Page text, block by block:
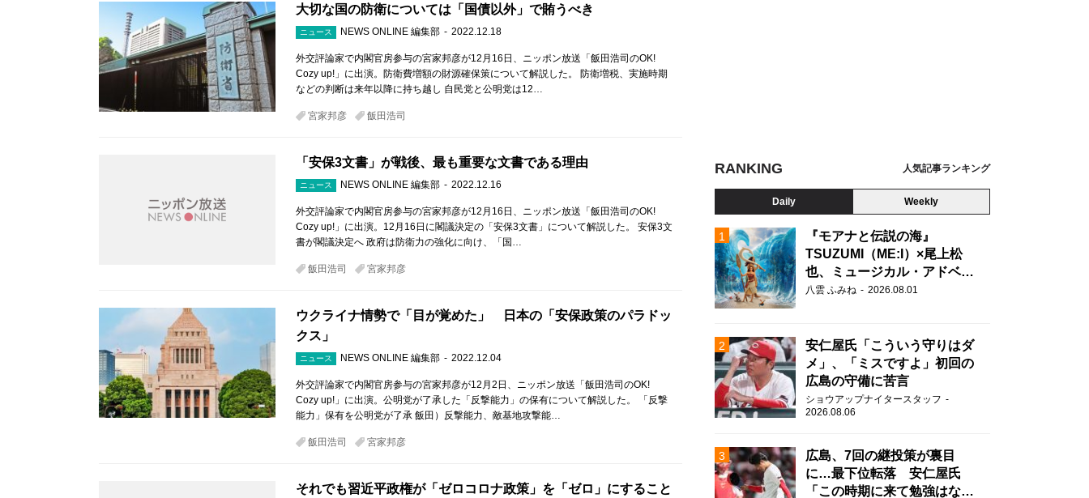
大切な国の防衛については「国債以外」で賄うべき
ニュース NEWS ONLINE 編集部 2022.12.18
外交評論家で内閣官房参与の宮家邦彦が12月16日、ニッポン放送「飯田浩司のOK!
Cozy up!」に出演。防衛費増額の財源確保策について解説した。 防衛増税、実施時期
などの判断は来年以降に持ち越し 自民党と公明党は12…
宮家邦彦 飯田浩司
「安保3文書」が戦後、最も重要な文書である理由
ニュース NEWS ONLINE 編集部 2022.12.16
外交評論家で内閣官房参与の宮家邦彦が12月16日、ニッポン放送「飯田浩司のOK!
Cozy up!」に出演。12月16日に閣議決定の「安保3文書」について解説した。 安保3文
書が閣議決定へ 政府は防衛力の強化に向け、「国…
飯田浩司 宮家邦彦
ウクライナ情勢で「目が覚めた」 日本の「安保政策のパラドッ
クス」
ニュース NEWS ONLINE 編集部 2022.12.04
外交評論家で内閣官房参与の宮家邦彦が12月2日、ニッポン放送「飯田浩司のOK!
Cozy up!」に出演。公明党が了承した「反撃能力」の保有について解説した。 「反撃
能力」保有を公明党が了承 飯田）反撃能力、敵基地攻撃能…
飯田浩司 宮家邦彦
それでも習近平政権が「ゼロコロナ政策」を「ゼロ」にすること
RANKING 人気記事ランキング
Daily Weekly
『モアナと伝説の海』
TSUZUMI（ME:I）×尾上松
也、ミュージカル・アドベン
チャーで美声を響かせる
八雲 ふみね 2026.08.01
安仁屋氏「こういう守りはダ
メ」、「ミスですよ」初回の
広島の守備に苦言
ショウアップナイタースタッフ
2026.08.06
広島、7回の継投策が裏目
に…最下位転落 安仁屋氏
「この時期に来て勉強はな